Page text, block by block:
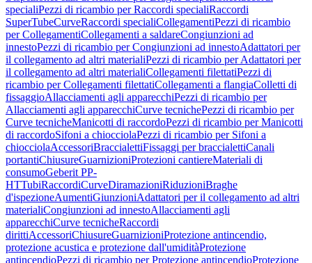
specialiPezzi di ricambio per Raccordi specialiRaccordi
SuperTubeCurveRaccordi specialiCollegamentiPezzi di ricambio
per CollegamentiCollegamenti a saldareCongiunzioni ad
innestoPezzi di ricambio per Congiunzioni ad innestoAdattatori per
il collegamento ad altri materialiPezzi di ricambio per Adattatori per
il collegamento ad altri materialiCollegamenti filettatiPezzi di
ricambio per Collegamenti filettatiCollegamenti a flangiaColletti di
fissaggioAllacciamenti agli apparecchiPezzi di ricambio per
Allacciamenti agli apparecchiCurve tecnichePezzi di ricambio per
Curve tecnicheManicotti di raccordoPezzi di ricambio per Manicotti
di raccordoSifoni a chiocciolaPezzi di ricambio per Sifoni a
chiocciolaAccessoriBraccialettiFissaggi per braccialettiCanali
portantiChiusureGuarnizioniProtezioni cantiereMateriali di
consumoGeberit PP-
HTTubiRaccordiCurveDiramazioniRiduzioniBraghe
d'ispezioneAumentiGiunzioniAdattatori per il collegamento ad altri
materialiCongiunzioni ad innestoAllacciamenti agli
apparecchiCurve tecnicheRaccordi
dirittiAccessoriChiusureGuarnizioniProtezione antincendio,
protezione acustica e protezione dall'umiditàProtezione
antincendioPezzi di ricambio per Protezione antincendioProtezione